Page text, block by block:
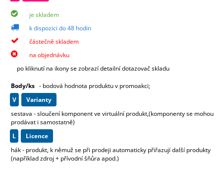
je skladem
k dispozici do 48 hodin
částečně skladem
na objednávku
po kliknutí na ikony se zobrazí detailní dotazovač skladu
Body/ks - bodová hodnota produktu v promoakci;
v
varianty
sestava - sloučení komponent ve virtuální produkt,(komponenty se mohou
prodávat i samostatně)
L
licence
hák - produkt, k němuž se při prodeji automaticky přiřazují další produkty
(například zdroj + přívodní šňůra apod.)